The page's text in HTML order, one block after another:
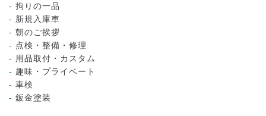
拘りの一品
新規入庫車
朝のご挨拶
点検・整備・修理
用品取付・カスタム
趣味・プライベート
車検
鈑金塗装